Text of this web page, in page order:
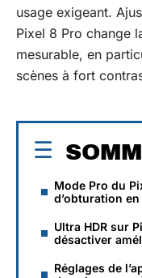
usage exigeant.
Pixel 8 Pro change
mesurable, en
scènes à fort
Mode Pro du
d’obturation
Ultra HDR sur
désactiver
Réglages de